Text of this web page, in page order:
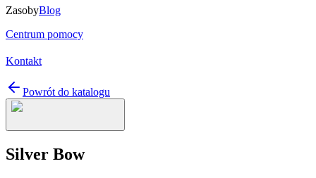
ZasobyBlog
Centrum pomocy
Kontakt
Powrót do katalogu
Silver Bow